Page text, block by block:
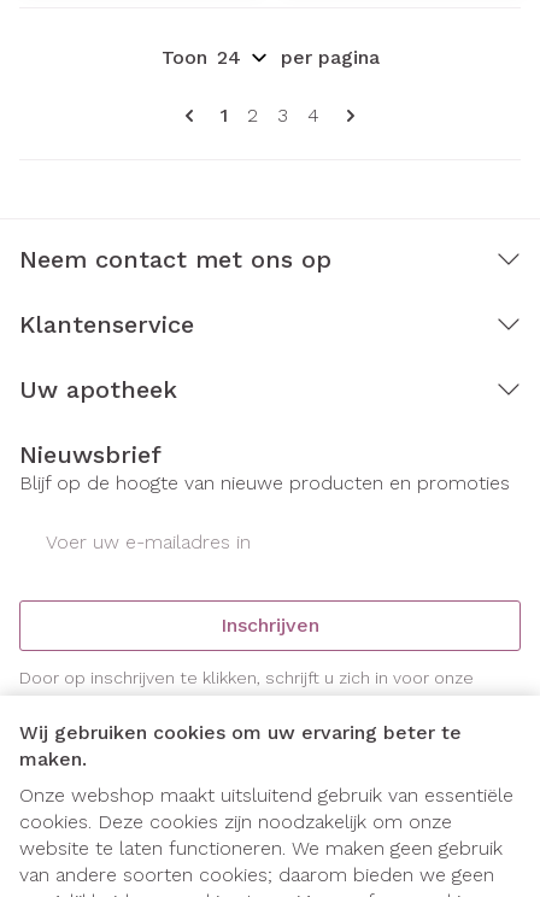
Wij gebruiken cookies om uw ervaring beter te
maken.
Onze webshop maakt uitsluitend gebruik van essentiële
cookies. Deze cookies zijn noodzakelijk om onze
website te laten functioneren. We maken geen gebruik
van andere soorten cookies; daarom bieden we geen
Pagina's
U lees momenteel pagina
1 Pagina
2 Pagina
3 Pagina
4
Toon per pagina
Neem contact met ons op
Klantenservice
Uw apotheek
Nieuwsbrief
Blijf op de hoogte van nieuwe producten en promoties
Inschrijven
Door op inschrijven te klikken, schrijft u zich in voor onze
nieuwsbrief en gaat u akkoord met onzeprivacy policy.